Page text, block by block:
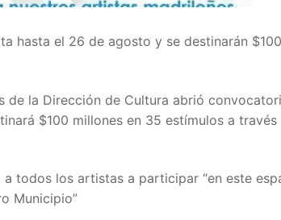
hasta el 26 de agosto y se destinarán
de la Dirección de Cultura abrió
$100 millones en 35 estímulos a
a todos los artistas a participar “en este
Municipio”